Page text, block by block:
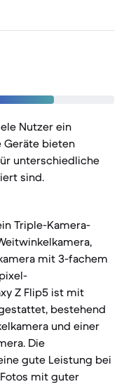
Nutzer ein
Geräte bieten
unterschiedliche
sind.
Triple-Kamera-
mit 3-fachem
Z Flip5 ist mit
bestehend
und einer
Die
gute Leistung bei
mit guter